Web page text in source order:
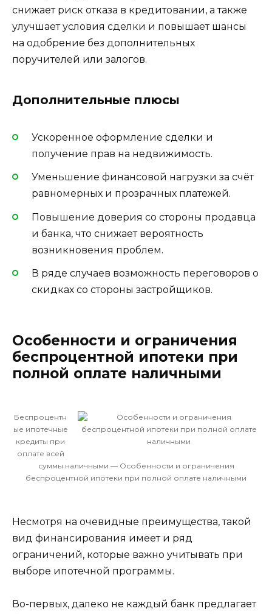
снижает риск отказа в кредитовании, а также
улучшает условия сделки и повышает шансы
на одобрение без дополнительных
поручителей или залогов.
Дополнительные плюсы
Ускоренное оформление сделки и
получение прав на недвижимость.
Уменьшение финансовой нагрузки за счёт
равномерных и прозрачных платежей.
Повышение доверия со стороны продавца
и банка, что снижает вероятность
возникновения проблем.
В ряде случаев возможность переговоров о
скидках со стороны застройщиков.
Особенности и ограничения
беспроцентной ипотеки при
полной оплате наличными
Беспроцентн
ые ипотечные
кредиты при
оплате всей
суммы наличными — Особенности и ограничения
беспроцентной ипотеки при полной оплате наличными
Несмотря на очевидные преимущества, такой
вид финансирования имеет и ряд
ограничений, которые важно учитывать при
выборе ипотечной программы.
Во-первых, далеко не каждый банк предлагает